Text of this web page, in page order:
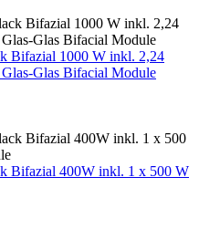
Bifazial 1000 W inkl. 2,24
Glas Bifacial Module
Bifazial 400W inkl. 1 x 500 W